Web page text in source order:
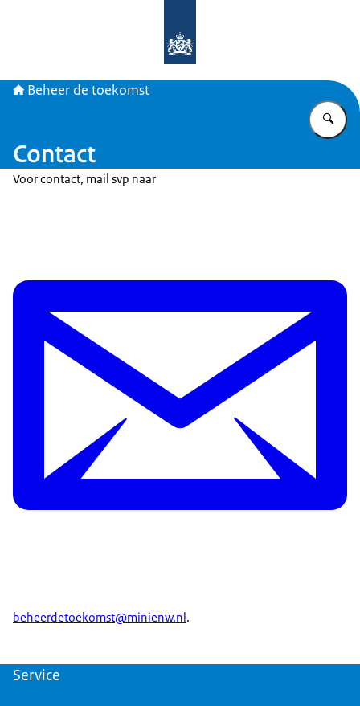
Beheer de toekomst
Contact
Voor contact, mail svp naar
beheerdetoekomst@minienw.nl.
Service